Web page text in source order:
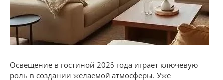
Освещение в гостиной 2026 года играет ключевую
роль в создании желаемой атмосферы. Уже